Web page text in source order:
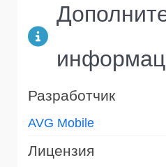
Разработчик
AVG Mobile
Лицензия